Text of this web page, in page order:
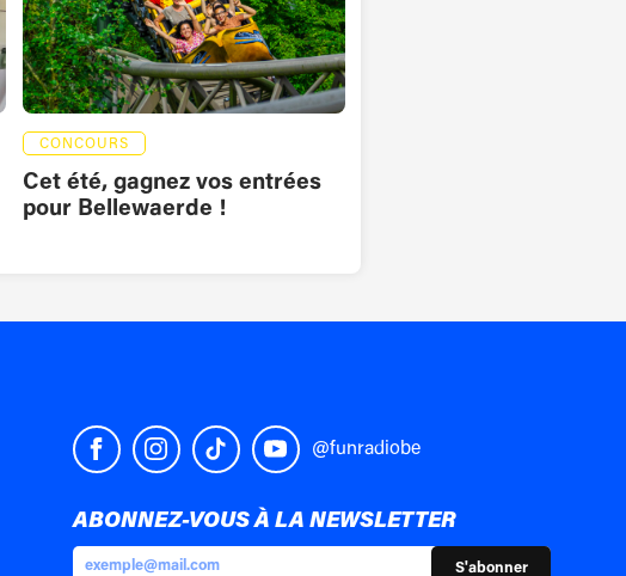
CONCOURS
Cet été, gagnez vos entrées
pour Bellewaerde !
@funradiobe
ABONNEZ-VOUS À LA NEWSLETTER